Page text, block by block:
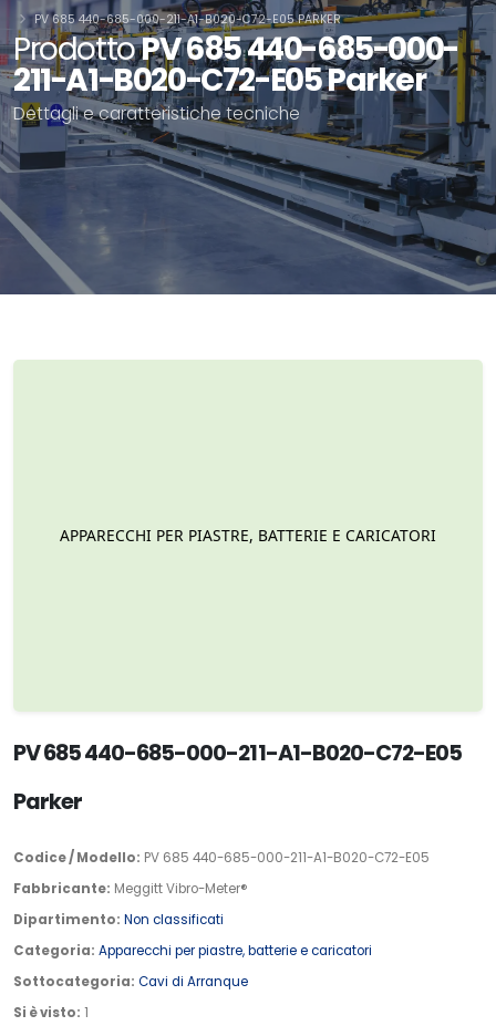
ProdottoPV 685 440-685-000-
211-A1-B020-C72-E05 Parker
Dettagli e caratteristiche tecniche
PV 685 440-685-000-211-A1-B020-C72-E05 PARKER
PV 685 440-685-000-211-A1-B020-C72-E05
Parker
Codice / Modello: PV 685 440-685-000-211-A1-B020-C72-E05
Fabbricante: Meggitt Vibro-Meter®
Dipartimento: Non classificati
Categoria: Apparecchi per piastre, batterie e caricatori
Sottocategoria: Cavi di Arranque
Si è visto: 1